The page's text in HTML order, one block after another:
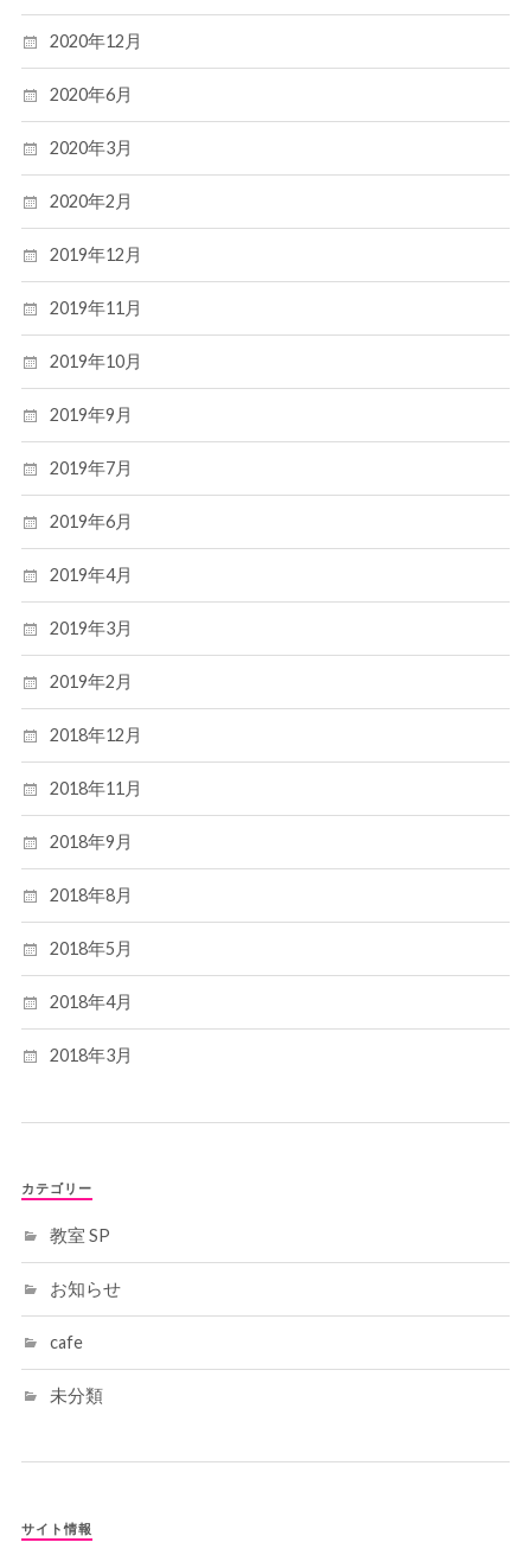
2020年12月
2020年6月
2020年3月
2020年2月
2019年12月
2019年11月
2019年10月
2019年9月
2019年7月
2019年6月
2019年4月
2019年3月
2019年2月
2018年12月
2018年11月
2018年9月
2018年8月
2018年5月
2018年4月
2018年3月
カテゴリー
教室 SP
お知らせ
cafe
未分類
サイト情報